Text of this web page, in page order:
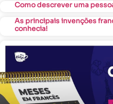
Como descrever uma
As principais invenções
conhecia!